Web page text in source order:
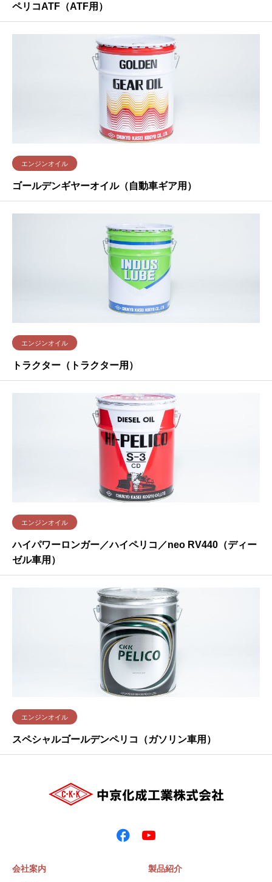
ペリコATF（ATF用）
エンジンオイル
ゴールデンギヤーオイル（自動車ギア用）
エンジンオイル
トラクター（トラクター用）
エンジンオイル
ハイパワーロンガー／ハイペリコ／neo RV440（ディー
ゼル車用）
エンジンオイル
スペシャルゴールデンペリコ（ガソリン車用）
会社案内 製品紹介